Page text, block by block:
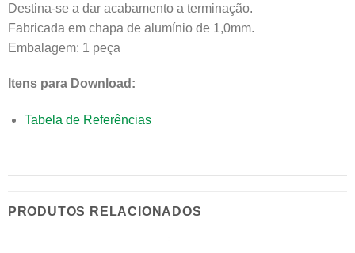
Destina-se a dar acabamento a terminação.
Fabricada em chapa de alumínio de 1,0mm.
Embalagem: 1 peça
Itens para Download:
Tabela de Referências
PRODUTOS RELACIONADOS